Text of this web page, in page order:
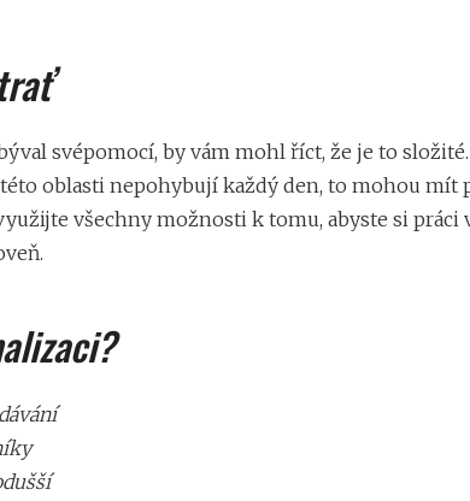
svépomocí, by vám mohl říct, že je to
oblasti nepohybují každý den, to mohou mít
všechny možnosti k tomu, abyste si práci